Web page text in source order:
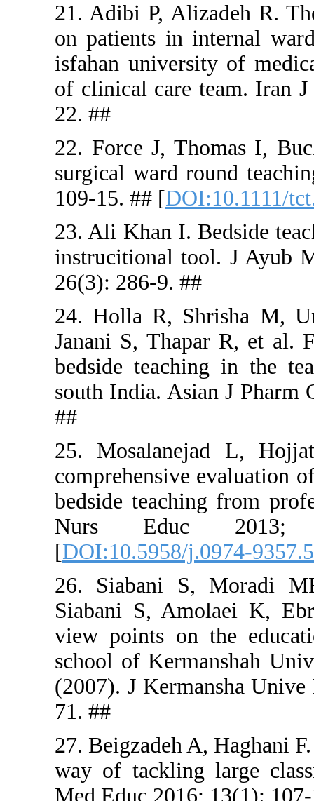
21. Adibi
on
isfahan
of clinical
22. Force
surgical
109-15. ##
23. Ali
24. Holla
Janani S,
bedside
south
25.
bedside
Nurs
[
26.
Siabani
view
school of
(2007). J
27.
way of
Med Educ